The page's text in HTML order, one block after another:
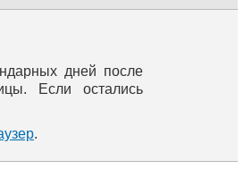
дней после
Если остались
.